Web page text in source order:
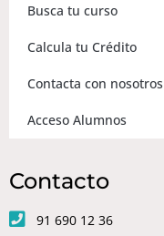
Busca tu curso
Calcula tu Crédito
Contacta con nosotros
Acceso Alumnos
Contacto
91 690 12 36